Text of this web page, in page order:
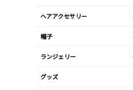
ヘアアクセサリー
帽子
ランジェリー
グッズ